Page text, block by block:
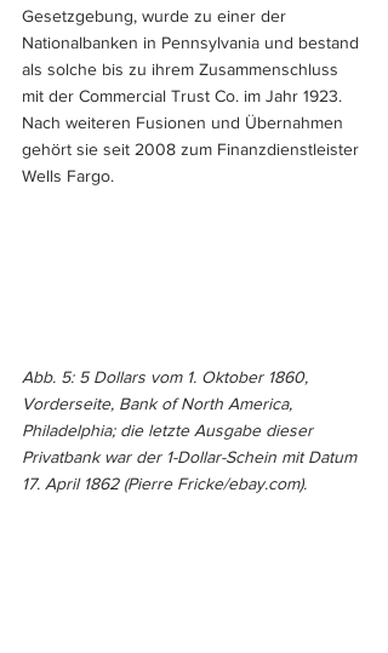
Gesetzgebung, wurde zu einer der
Nationalbanken in Pennsylvania und bestand
als solche bis zu ihrem Zusammenschluss
mit der Commercial Trust Co. im Jahr 1923.
Nach weiteren Fusionen und Übernahmen
gehört sie seit 2008 zum Finanzdienstleister
Wells Fargo.
Abb. 5: 5 Dollars vom 1. Oktober 1860,
Vorderseite, Bank of North America,
Philadelphia; die letzte Ausgabe dieser
Privatbank war der 1-Dollar-Schein mit Datum
17. April 1862 (Pierre Fricke/ebay.com).